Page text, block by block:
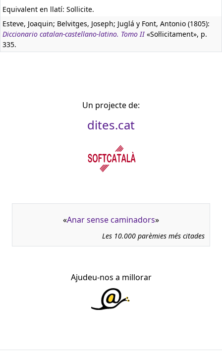
Equivalent en llatí: Sollicite.
Esteve, Joaquin; Belvitges, Joseph; Juglá y Font, Antonio (1805):
Diccionario catalan-castellano-latino. Tomo II«Sol·licitament», p.
335.
Un projecte de:
dites.cat
«Anar sense caminadors»
Les 10.000 parèmies més citades
Ajudeu-nos a millorar